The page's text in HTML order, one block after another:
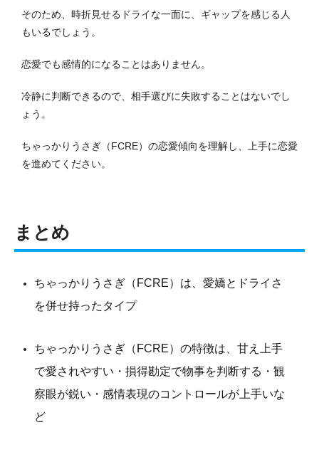
そのため、時折見せるドライな一面に、ギャップを感じる人
もいるでしょう。
恋愛でも感情的になることはありません。
冷静に判断できるので、相手選びに失敗することはないでし
ょう。
ちゃっかりうさぎ（FCRE）の恋愛傾向を理解し、上手に恋愛
を進めてください。
まとめ
ちゃっかりうさぎ（FCRE）は、愛嬌とドライさ
を併せ持ったタイプ
ちゃっかりうさぎ（FCRE）の特徴は、甘え上手
で愛されやすい・損得勘定で物事を判断する・観
察眼が鋭い・感情表現のコントロールが上手いな
ど